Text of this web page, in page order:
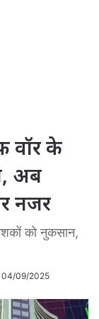
वॉर के
अब
नजर
को नुकसान,
04/09/2025